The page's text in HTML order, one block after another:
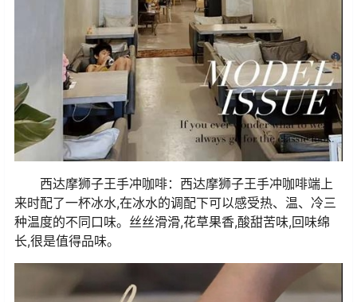
西达摩狮子王手冲咖啡：西达摩狮子王手冲咖啡端上
来时配了一杯冰水,在冰水的调配下可以感受热、温、冷三
种温度的不同口味。丝丝滑滑,花草果香,酸甜苦味,回味绵
长,很是值得品味。